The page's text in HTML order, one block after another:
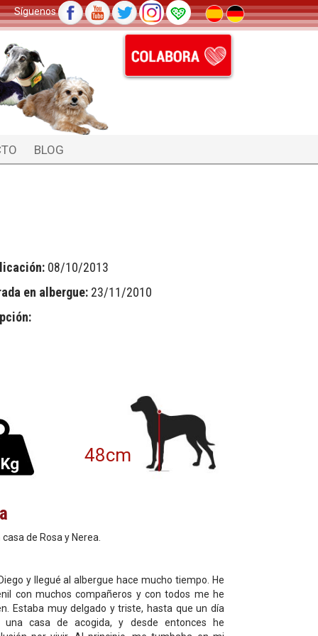
Síguenos
BLOG
08/10/2013
en albergue: 23/11/2010
48cm
de Rosa y Nerea.
y llegué al albergue hace mucho tiempo. He
con muchos compañeros y con todos me he
Estaba muy delgado y triste, hasta que un día
casa de acogida, y desde entonces he